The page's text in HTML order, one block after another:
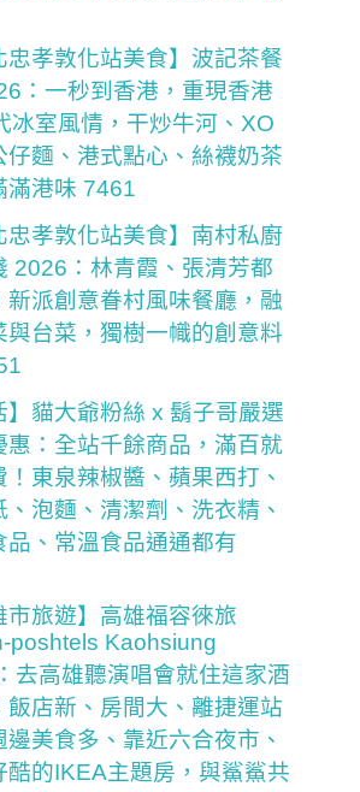
忠孝敦化站美食】波記茶餐
：一秒到香港，重現香港
冰室風情，干炒牛河、XO
仔麵、港式點心、絲襪奶茶
滿港味 7461
忠孝敦化站美食】南村私廚
2026：林青霞、張清芳都
新派創意眷村風味餐廳，融
與台菜，獨樹一幟的創意料
】貓大爺粉絲 x 鬍子哥嚴選
惠：全站千餘商品，滿百就
！東泉辣椒醬、蘋果西打、
、泡麵、清潔劑、洗衣精、
品、常溫食品通通都有
市旅遊】高雄福容徠旅
poshtels Kaohsiung
去高雄聽演唱會就住這家酒
飯店新、房間大、離捷運站
邊美食多、靠近六合夜市、
酷的IKEA主題房，與鯊鯊共